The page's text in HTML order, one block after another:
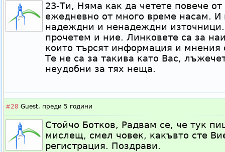
23-Ти, Няма как да четете повече
ежедневно от много време насам. И
надеждни и ненадеждни
прочетем и ние. Линковете са за
които търсят информация и мнения
Те не са за такива като Вас,
неудобни за тях неща.
#28 Guest, преди 5 години
Стойчо Ботков, Радвам се, че тук
мислещ, смел човек, какъвто сте
регистрация. Поздрави.